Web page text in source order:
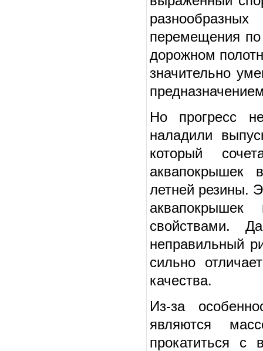
перемещения
дорожном
значительно
Но прогресс
наладили
который
аквапокрышек
летней резины.
свойствами.
неправильный
сильно
качества.
Из-за
являются
прокатиться с